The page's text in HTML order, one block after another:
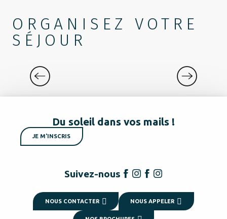
ORGANISEZ VOTRE
SÉJOUR
Du soleil dans vos mails !
JE M'INSCRIS
Suivez-nous
NOUS CONTACTER NOUS APPELER